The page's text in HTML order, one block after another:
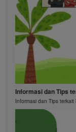
Informasi dan Tips
Informasi dan Tips terkait